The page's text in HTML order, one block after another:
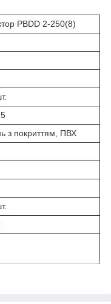
PBDD 2-250(8)
з покриттям, ПВХ